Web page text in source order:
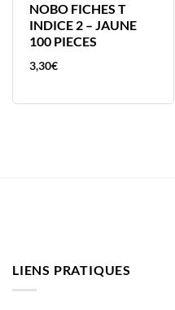
NOBO FICHES T
INDICE 2 – JAUNE
100 PIECES
3,30€
LIENS PRATIQUES